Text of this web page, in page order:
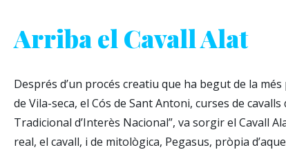
Arriba el Cavall Alat
Després d’un procés creatiu que ha begut de la
de Vila-seca, el Cós de Sant Antoni, curses de
Tradicional d’Interès Nacional”, va sorgir el Cavall
real, el cavall, i de mitològica, Pegasus, pròpia